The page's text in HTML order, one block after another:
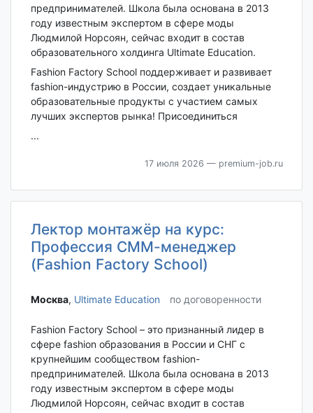
предпринимателей. Школа была основана в 2013
году известным экспертом в сфере моды
Людмилой Норсоян, сейчас входит в состав
образовательного холдинга Ultimate Education.
Fashion Factory School поддерживает и развивает
fashion-индустрию в России, создает уникальные
образовательные продукты с участием самых
лучших экспертов рынка! Присоединиться
...
17 июля 2026 — premium-job.ru
Лектор монтажёр на курс:
Профессия СММ-менеджер
(Fashion Factory School)
Москва‎, Ultimate Education по договоренности
Fashion Factory School – это признанный лидер в
сфере fashion образования в России и СНГ с
крупнейшим сообществом fashion-
предпринимателей. Школа была основана в 2013
году известным экспертом в сфере моды
Людмилой Норсоян, сейчас входит в состав